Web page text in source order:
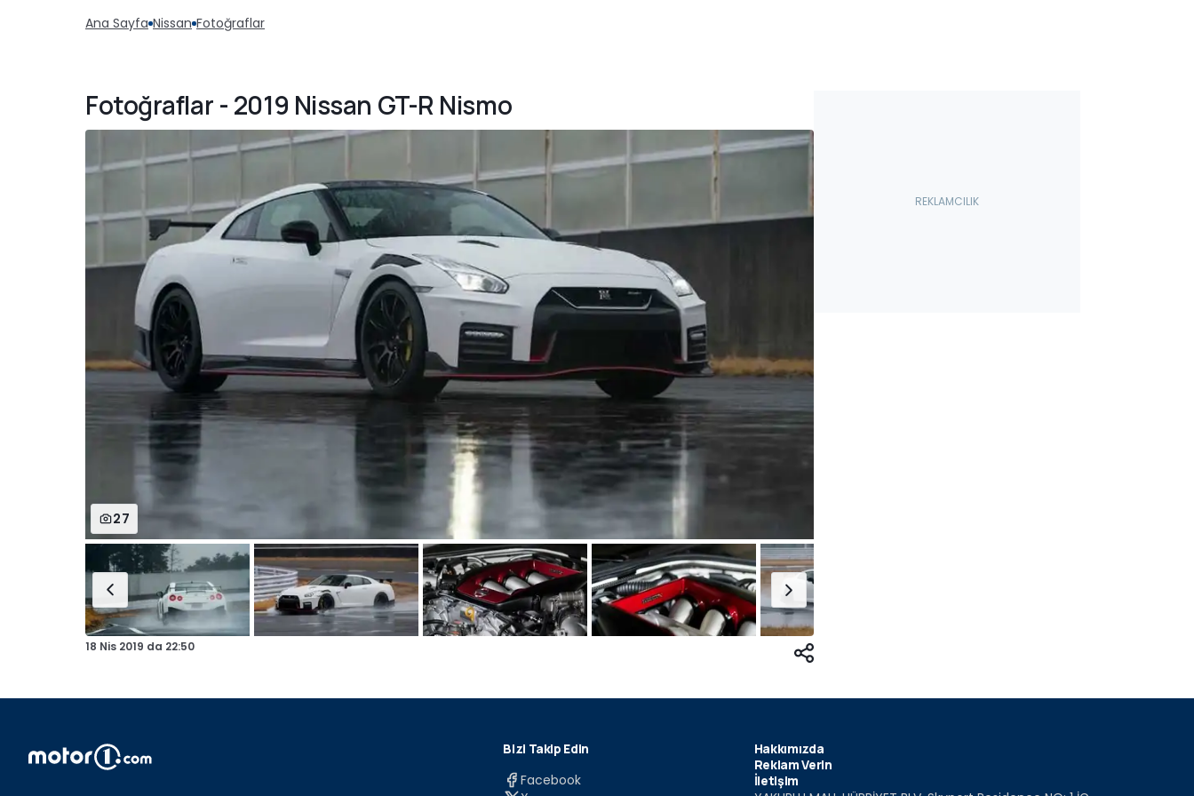
Ana Sayfa Nissan Fotoğraflar
Fotoğraflar - 2019 Nissan GT-R Nismo
27
18 Nis 2019 da 22:50
Bizi Takip Edin
Facebook
Hakkımızda
Reklam Verin
İletişim